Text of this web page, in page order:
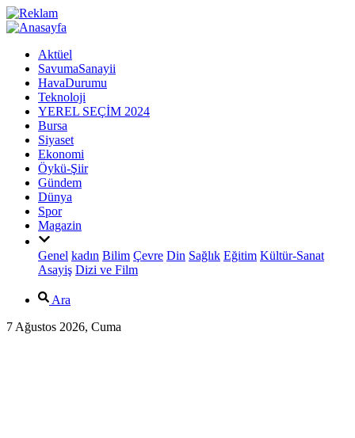
Aktüel
SavumaSanayii
HavaDurumu
Teknoloji
YEREL SEÇİM 2024
Bursa
Siyaset
Ekonomi
Öykü-Şiir
Gündem
Dünya
Spor
Magazin
Genel kadın Bilim Çevre Din Sağlık Eğitim Kültür-Sanat
Asayiş Dizi ve Film
Ara
7 Ağustos 2026, Cuma